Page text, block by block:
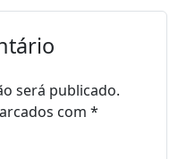
será publicado.
com *